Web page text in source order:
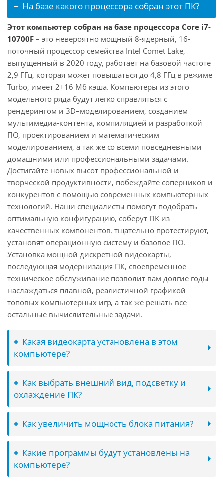
На базе какого процессора собран этот ПК?
Этот компьютер собран на базе процессора Core i7-
10700F – это невероятно мощный 8-ядерный, 16-
поточный процессор семейства Intel Comet Lake,
выпущенный в 2020 году, работает на базовой частоте
2,9 ГГц, которая может повышаться до 4,8 ГГц в режиме
Turbo, имеет 2+16 Мб кэша. Компьютеры из этого
модельного ряда будут легко справляться с
рендерингом и 3D–моделированием, созданием
мультимедиа-контента, компиляцией и разработкой
ПО, проектированием и математическим
моделированием, а так же со всеми повседневными
домашними или профессиональными задачами.
Достигайте новых высот профессиональной и
творческой продуктивности, побеждайте соперников и
конкурентов с помощью современных компьютерных
технологий. Наши специалисты помогут подобрать
оптимальную конфигурацию, соберут ПК из
качественных компонентов, тщательно протестируют,
установят операционную систему и базовое ПО.
Установка мощной дискретной видеокарты,
последующая модернизация ПК, своевременное
техническое обслуживание позволит вам долгие годы
наслаждаться плавной, реалистичной графикой
топовых компьютерных игр, а так же решать все
остальные вычислительные задачи.
Какая видеокарта установлена в этом
компьютере?
Как выбрать внешний вид, подсветку и
охлаждение ПК?
Как увеличить мощность блока питания?
Какие программы будут установлены на
компьютере?